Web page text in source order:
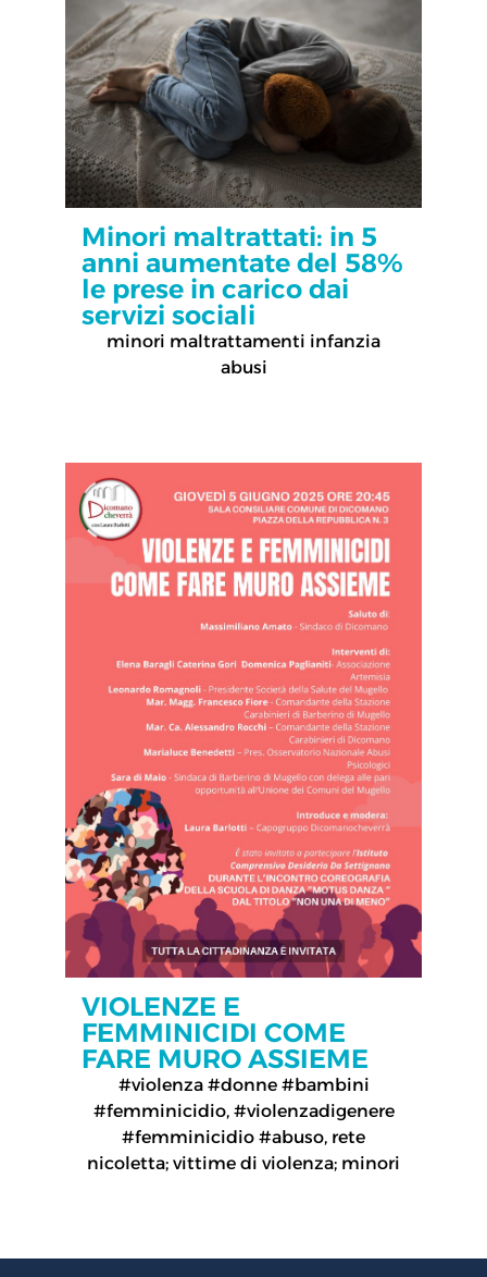
Minori maltrattati: in 5
anni aumentate del 58%
le prese in carico dai
servizi sociali
minori maltrattamenti infanzia
abusi
VIOLENZE E
FEMMINICIDI COME
FARE MURO ASSIEME
#violenza #donne #bambini
#femminicidio, #violenzadigenere
#femminicidio #abuso, rete
nicoletta; vittime di violenza; minori